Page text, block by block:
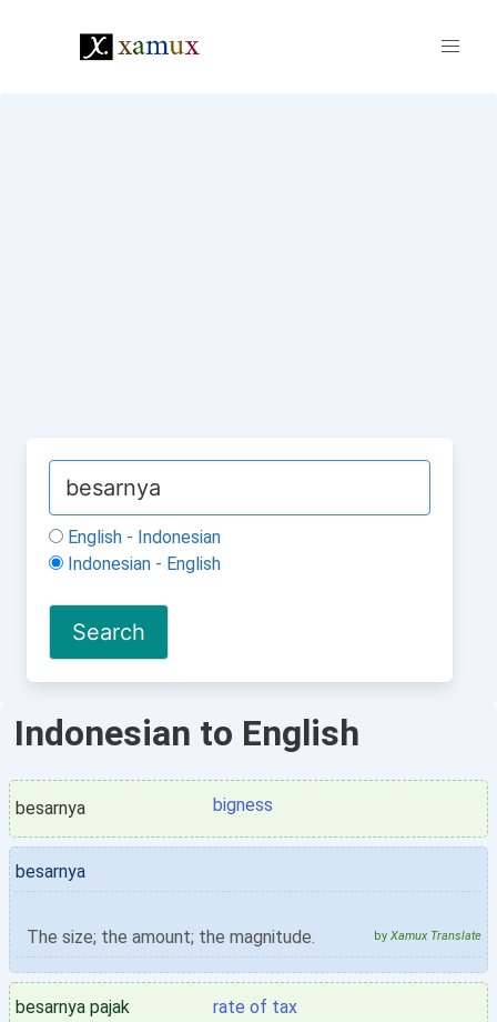
English - Indonesian
Indonesian - English
Indonesian to English
besarnya bigness
besarnya
The size; the amount; the magnitude. by Xamux Translate
besarnya pajak rate of tax